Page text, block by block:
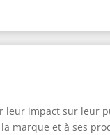
leur impact sur leur
marque et à ses